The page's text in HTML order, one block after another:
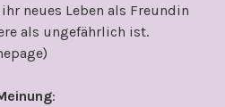
neues Leben als Freundin
als ungefährlich ist.
: